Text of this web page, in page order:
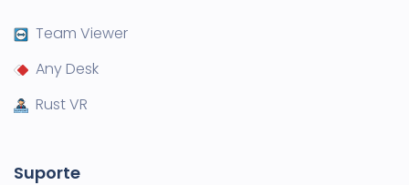
Team Viewer
Any Desk
Rust VR
Suporte